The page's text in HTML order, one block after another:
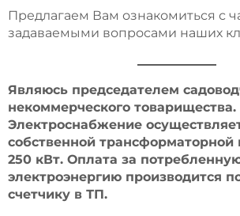
Предлагаем Вам ознакомиться с
задаваемыми вопросами наших
Являюсь председателем
некоммерческого товарищества.
Электроснабжение
собственной трансформаторной
250 кВт. Оплата за
электроэнергию производится
счетчику в ТП.